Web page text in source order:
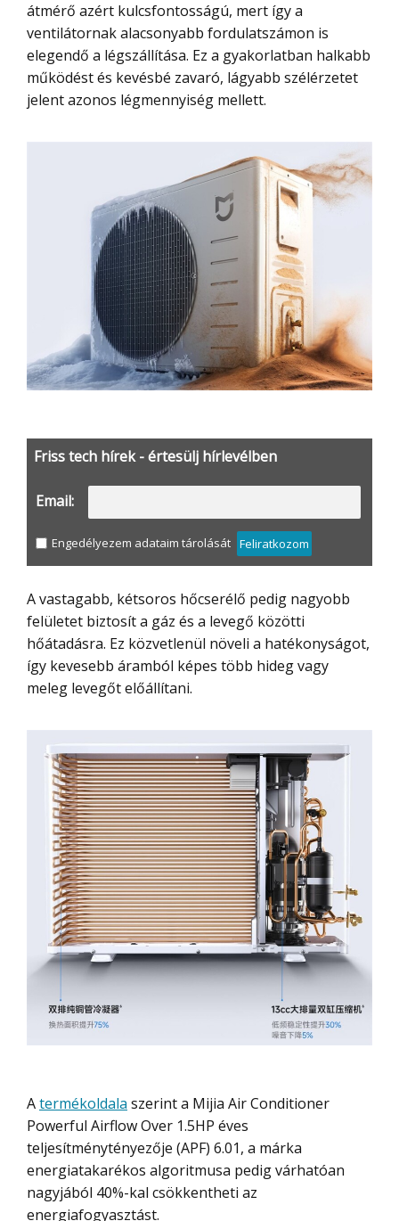
átmérő azért kulcsfontosságú, mert így a
ventilátornak alacsonyabb fordulatszámon is
elegendő a légszállítása. Ez a gyakorlatban halkabb
működést és kevésbé zavaró, lágyabb szélérzetet
jelent azonos légmennyiség mellett.
Friss tech hírek - értesülj hírlevélben
Email:
Engedélyezem adataim tárolását Feliratkozom
A vastagabb, kétsoros hőcserélő pedig nagyobb
felületet biztosít a gáz és a levegő közötti
hőátadásra. Ez közvetlenül növeli a hatékonyságot,
így kevesebb áramból képes több hideg vagy
meleg levegőt előállítani.
termékoldala szerint a Mijia Air Conditioner
Powerful Airflow Over 1.5HP éves
teljesítménytényezője (APF) 6.01, a márka
energiatakarékos algoritmusa pedig várhatóan
nagyjából 40%-kal csökkentheti az
energiafogyasztást.